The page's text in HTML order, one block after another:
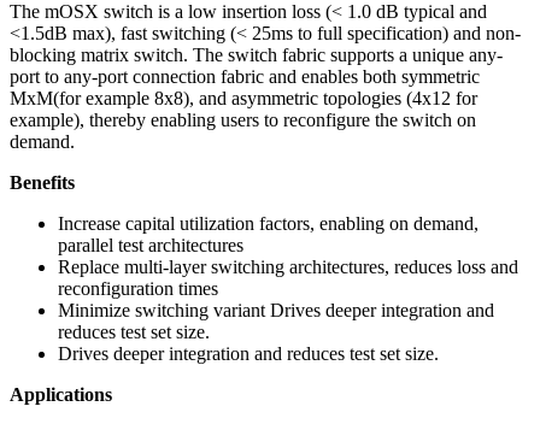
The mOSX switch is a low insertion loss (< 1.0 dB typical and
<1.5dB max), fast switching (< 25ms to full specification) and non-
blocking matrix switch. The switch fabric supports a unique any-
port to any-port connection fabric and enables both symmetric
MxM(for example 8x8), and asymmetric topologies (4x12 for
example), thereby enabling users to reconfigure the switch on
demand.
Benefits
Increase capital utilization factors, enabling on demand,
parallel test architectures
Replace multi-layer switching architectures, reduces loss and
reconfiguration times
Minimize switching variant Drives deeper integration and
reduces test set size.
Drives deeper integration and reduces test set size.
Applications